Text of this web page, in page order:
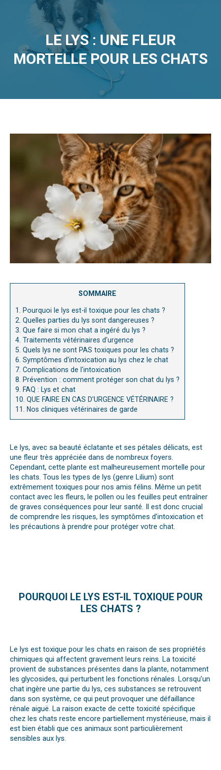
LE LYS : UNE FLEUR
MORTELLE POUR LES CHATS
SOMMAIRE
1. Pourquoi le lys est-il toxique pour les chats ?
2. Quelles parties du lys sont dangereuses ?
3. Que faire si mon chat a ingéré du lys ?
4. Traitements vétérinaires d'urgence
5. Quels lys ne sont PAS toxiques pour les chats ?
6. Symptômes d'intoxication au lys chez le chat
7. Complications de l'intoxication
8. Prévention : comment protéger son chat du lys ?
9. FAQ : Lys et chat
10. QUE FAIRE EN CAS D'URGENCE VÉTÉRINAIRE ?
11. Nos cliniques vétérinaires de garde
Le lys, avec sa beauté éclatante et ses pétales délicats, est
une fleur très appréciée dans de nombreux foyers.
Cependant, cette plante est malheureusement mortelle pour
les chats. Tous les types de lys (genre Lilium) sont
extrêmement toxiques pour nos amis félins. Même un petit
contact avec les fleurs, le pollen ou les feuilles peut entraîner
de graves conséquences pour leur santé. Il est donc crucial
de comprendre les risques, les symptômes d’intoxication et
les précautions à prendre pour protéger votre chat.
POURQUOI LE LYS EST-IL TOXIQUE POUR
LES CHATS ?
Le lys est toxique pour les chats en raison de ses propriétés
chimiques qui affectent gravement leurs reins. La toxicité
provient de substances présentes dans la plante, notamment
les glycosides, qui perturbent les fonctions rénales. Lorsqu’un
chat ingère une partie du lys, ces substances se retrouvent
dans son système, ce qui peut provoquer une défaillance
rénale aiguë. La raison exacte de cette toxicité spécifique
chez les chats reste encore partiellement mystérieuse, mais il
est bien établi que ces animaux sont particulièrement
sensibles aux lys.